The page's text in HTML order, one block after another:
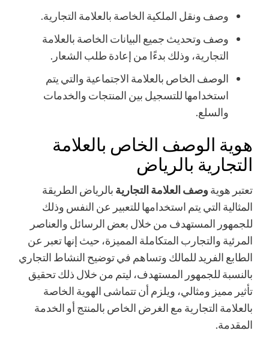
وصف ونقل الملكية الخاصة بالعلامة التجارية.
وصف وتحديث جميع البيانات الخاصة بالعلامة
التجارية، وذلك بدءًا من إعادة طلب الشعار.
الوصف الخاص بالعلامة الاجتماعية والتي يتم
استخدامها للتسجيل بين المنتجات والخدمات
والسلع.
هوية الوصف الخاص بالعلامة
التجارية بالرياض
تعتبر هوية وصف العلامة التجارية بالرياض الطريقة
المثالية التي يتم استخدامها للتعبير عن النفس وذلك
للجمهور المستهدف من خلال بعض الرسائل والعناصر
المرئية والتجارب المتكاملة المميزة، حيث إنها تعبر عن
الطابع الفريد للمالك وتساهم في توضيح النشاط التجاري
بالنسبة للجمهور المستهدف، ليتم من خلال ذلك تحقيق
تأثير مميز ومثالي، ويلزم أن تتماشى الهوية الخاصة
بالعلامة التجارية مع الغرض الخاص بالمنتج أو الخدمة
المقدمة.